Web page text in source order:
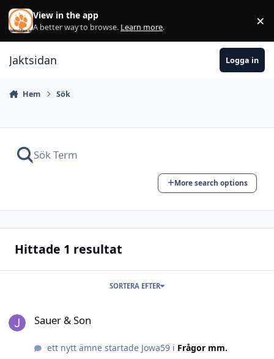
Hoppa till innehåll
View in the app
A better way to browse. Learn more. ×
Jaktsidan Logga in
Hem Sök
More search options
Hittade 1 resultat
SORTERA EFTER
Sauer & Son
ett nytt ämne startade Jowa59 i Frågor mm.